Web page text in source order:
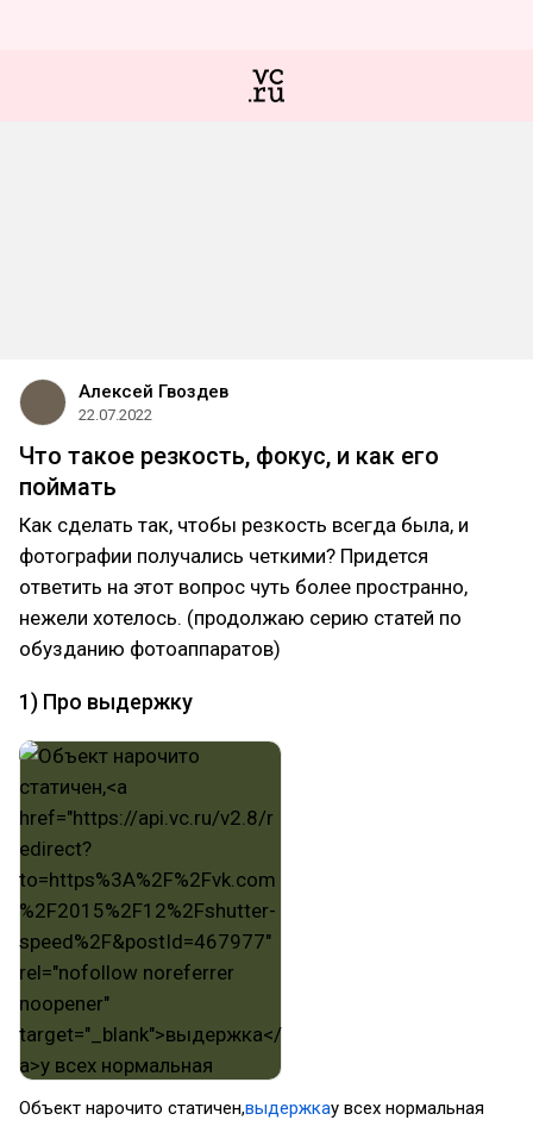
Алексей Гвоздев
22.07.2022
Что такое резкость, фокус, и как его
поймать
Как сделать так, чтобы резкость всегда была, и
фотографии получались четкими? Придется
ответить на этот вопрос чуть более пространно,
нежели хотелось. (продолжаю серию статей по
обузданию фотоаппаратов)
1) Про выдержку
Объект нарочито статичен,выдержкау всех нормальная